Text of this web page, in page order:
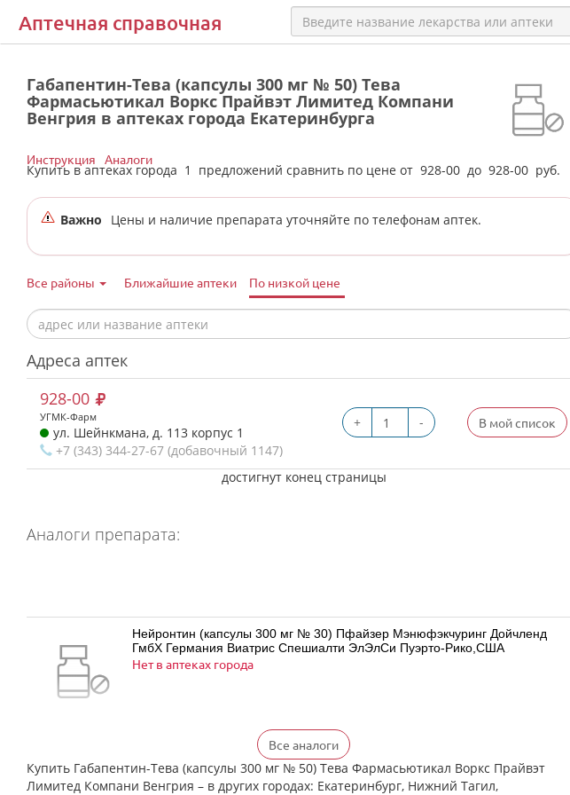
Аптечная справочная
Габапентин-Тева (капсулы 300 мг № 50) Тева
Фармасьютикал Воркс Прайвэт Лимитед Компани
Венгрия в аптеках города Екатеринбурга
Купить в аптеках города 1 предложений сравнить по цене от 928-00 до 928-00 руб.
Инструкция Аналоги
Важно Цены и наличие препарата уточняйте по телефонам аптек.
Все районы Ближайшие аптеки По низкой цене
Адреса аптек
+ - В мой список
928-00
УГМК-Фарм
ул. Шейнкмана, д. 113 корпус 1
+7 (343) 344-27-67 (добавочный 1147)
достигнут конец страницы
Аналоги препарата:
Нейронтин (капсулы 300 мг № 30) Пфайзер Мэнюфэкчуринг Дойчленд
ГмбХ Германия Виатрис Спешиалти ЭлЭлСи Пуэрто-Рико,США
Нет в аптеках города
Нейронтин (капсулы 300 мг № 50) Пфайзер Мэнюфэкчуринг Дойчленд
ГмбХ Германия Виатрис Спешиалти ЭлЭлСи Пуэрто-Рико,США
есть в 2 аптеках
Все аналоги
Купить Габапентин-Тева (капсулы 300 мг № 50) Тева Фармасьютикал Воркс Прайвэт
Лимитед Компани Венгрия – в других городах: Екатеринбург, Нижний Тагил,